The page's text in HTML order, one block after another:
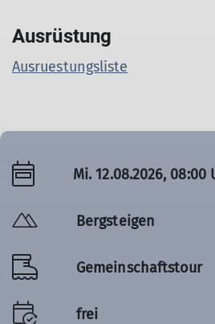
Ausrüstung
Ausruestungsliste
Mi. 12.08.2026, 08:00
Bergsteigen
Gemeinschaftstour
frei